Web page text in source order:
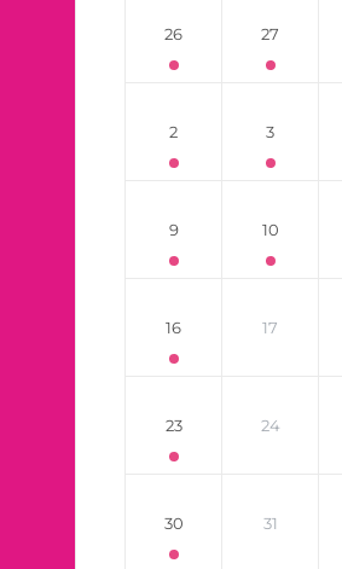
26 27
2 3
9 10
16 17
23 24
30 31